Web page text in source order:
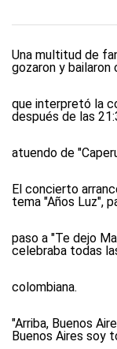
Una multitud de
gozaron y bailaron
que interpretó la
después de las
atuendo de
El concierto
tema "Años Luz",
paso a "Te dejo
celebraba todas
colombiana.
"Arriba, Buenos
Buenos Aires soy